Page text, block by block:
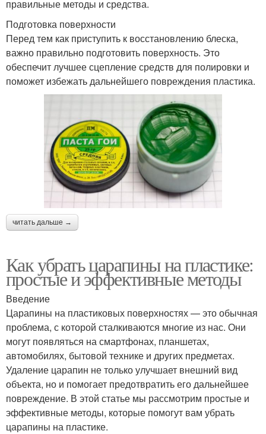
правильные методы и средства.
Подготовка поверхности
Перед тем как приступить к восстановлению блеска,
важно правильно подготовить поверхность. Это
обеспечит лучшее сцепление средств для полировки и
поможет избежать дальнейшего повреждения пластика.
читать дальше →
Как убрать царапины на пластике:
простые и эффективные методы
Введение
Царапины на пластиковых поверхностях — это обычная
проблема, с которой сталкиваются многие из нас. Они
могут появляться на смартфонах, планшетах,
автомобилях, бытовой технике и других предметах.
Удаление царапин не только улучшает внешний вид
объекта, но и помогает предотвратить его дальнейшее
повреждение. В этой статье мы рассмотрим простые и
эффективные методы, которые помогут вам убрать
царапины на пластике.